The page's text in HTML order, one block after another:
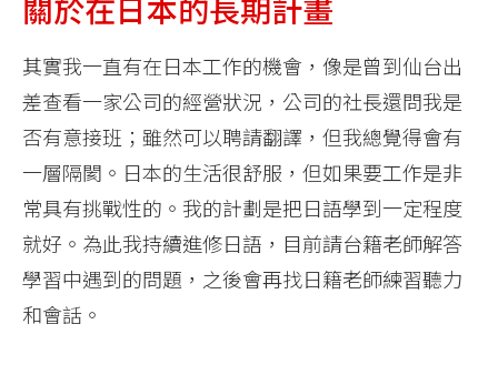
關於在日本的長期計畫
其實我一直有在日本工作的機會，像是曾到仙台出
差查看一家公司的經營狀況，公司的社長還問我是
否有意接班；雖然可以聘請翻譯，但我總覺得會有
一層隔閡。日本的生活很舒服，但如果要工作是非
常具有挑戰性的。我的計劃是把日語學到一定程度
就好。為此我持續進修日語，目前請台籍老師解答
學習中遇到的問題，之後會再找日籍老師練習聽力
和會話。